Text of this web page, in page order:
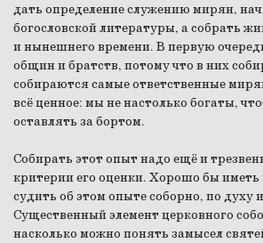
дать определение служению мирян,
богословской литературы, а собрать
и нынешнего времени. В первую
общин и братств, потому что в них
собираются самые ответственные
всё ценное: мы не настолько богаты,
оставлять за бортом.
Собирать этот опыт надо ещё и
критерии его оценки. Хорошо бы иметь
судить об этом опыте соборно, по духу
Существенный элемент церковного
насколько можно понять замысел